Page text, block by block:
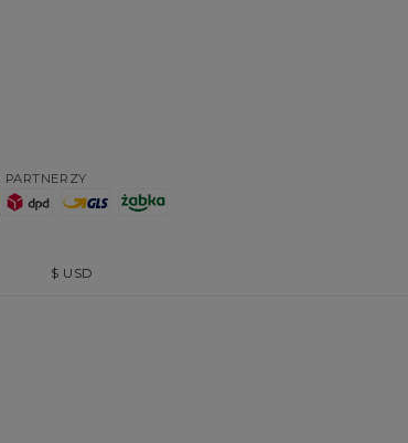
PARTNERZY
$ USD